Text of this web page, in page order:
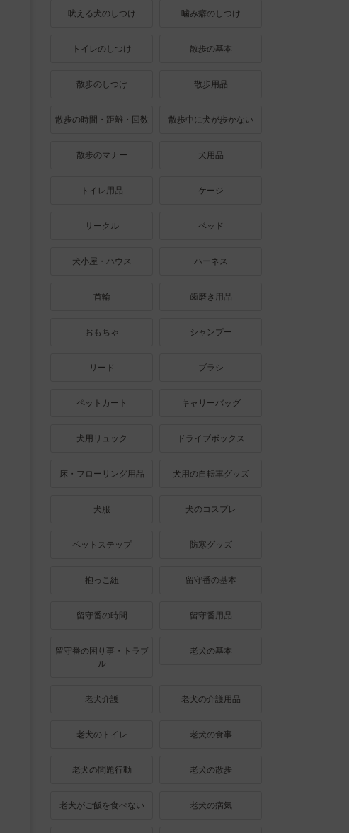
吠える犬のしつけ 噛み癖のしつけ
トイレのしつけ 散歩の基本
散歩のしつけ 散歩用品
散歩の時間・距離・回数 散歩中に犬が歩かない
散歩のマナー 犬用品
トイレ用品 ケージ
サークル ベッド
犬小屋・ハウス ハーネス
首輪 歯磨き用品
おもちゃ シャンプー
リード ブラシ
ペットカート キャリーバッグ
犬用リュック ドライブボックス
床・フローリング用品 犬用の自転車グッズ
犬服 犬のコスプレ
ペットステップ 防寒グッズ
抱っこ紐 留守番の基本
留守番の時間 留守番用品
留守番の困り事・トラブ
ル
老犬の基本
老犬介護 老犬の介護用品
老犬のトイレ 老犬の食事
老犬の問題行動 老犬の散歩
老犬がご飯を食べない 老犬の病気